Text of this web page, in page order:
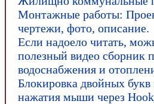
Монтажные работы:
чертежи, фото, описание.
Если надоело читать,
полезный видео сборник
водоснабжения и
Блокировка двойных букв
нажатия мыши через